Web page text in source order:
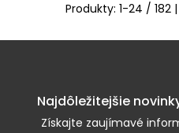
Produkty: 1-24 / 182|
Najdôležitejšie
Získajte zaujímavé